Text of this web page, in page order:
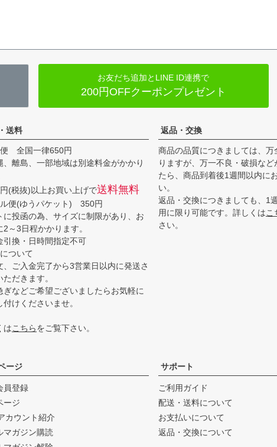
お友だち追加とLINE ID連携で
200円OFFクーポンプレゼント
送料
全国一律650円
離島、一部地域は別途料金がかかり
(税抜)以上お買い上げで送料無料
便(ゆうパケット) 350円
に投函の為、サイズに制限があり、お
2～3日程かかります。
換・日時間指定不可
ついて
、ご入金完了から3営業日以内に発送さ
ただきます。
などご希望ございましたらお気軽に
付けくださいませ。
はこちらをご覧下さい。
返品・交換
商品の品質につきましては、万
りますが、万一不良・破損など
たら、商品到着後1週間以内に
い。
返品・交換につきましても、1
用に限り可能です。詳しくはこ
さい。
ージ
員登録
ージ
カウント紹介
マガジン購読
サポート
ご利用ガイド
配送・送料について
お支払いについて
返品・交換について